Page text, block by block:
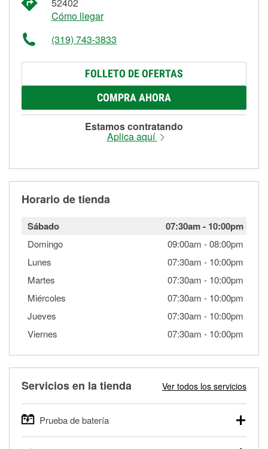
Cómo llegar
(319) 743-3833
FOLLETO DE OFERTAS
COMPRA AHORA
Estamos contratando
Aplica aquí
Horario de tienda
Sábado 07:30am- 10:00pm
Domingo 09:00am -08:00pm
Lunes
07:30am - 10:00pm
Martes
07:30am - 10:00pm
Miércoles
07:30am - 10:00pm
Jueves
07:30am - 10:00pm
Viernes
07:30am - 10:00pm
Servicios en la tienda Ver todos los servicios
Prueba de batería